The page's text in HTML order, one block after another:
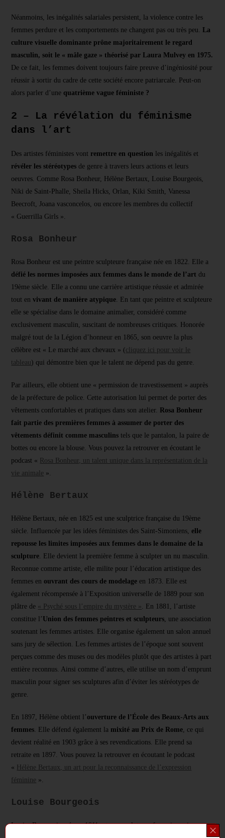
Néanmoins, les inégalités salariales persistent, la violence contre les
femmes perdure et les comportements ne changent pas ou très peu.
La
culture visuelle dominante prône majoritairement le regard
masculin, soit le « mâle gaze » théorisé par Laura Mulvey en 1975.
De ce fait, les femmes doivent toujours faire preuve d’ingéniosité pour
réussir à sortir du cadre de cette société encore patriarcale. Peut-on
alors parler d’une quatrième vague féministe ?
2 – La révélation du féminisme
dans l’art
Des artistes féministes vont remettre en question les inégalités et
révéler les stéréotypes de genre à travers leurs actions et leurs
oeuvres. Comme Rosa Bonheur, Hélène Bertaux, Louise Bourgeois,
Niki de Saint-Phalle, Sheila Hicks, Orlan, Kiki Smith, Vanessa
Beecroft, Joana vasconcelos, ou encore les membres du collectif
« Guerrilla Girls ».
Rosa Bonheur
Rosa Bonheur est une peintre sculpteure française née en 1822. Elle a
défié les normes imposées aux femmes dans le monde de l’art du
19ème siècle. Elle a connu une carrière artistique réussie et admirée
tout en vivant de manière atypique . En tant que peintre et sculpteure
elle se spécialise dans le domaine animalier, considéré comme
exclusivement masculin, suscitant de nombreuses critiques. Honorée
malgré tout de la Légion d’honneur en 1865, son oeuvre la plus
célèbre est « Le marché aux chevaux » (cliquez ici pour voir le
tableau) qui démontre bien que le talent ne dépend pas du genre.
Par ailleurs, elle obtient une « permission de travestissement » auprès
de la préfecture de police. Cette autorisation lui permet de porter des
vêtements confortables et pratiques dans son atelier.
Rosa Bonheur
fait partie des premières femmes à assumer de porter des
vêtements définit comme masculins tels que le pantalon, la paire de
bottes ou encore la blouse. Vous pouvez la retrouver en écoutant le
podcast « Rosa Bonheur, un talent unique dans la représentation de la
vie animale ».
Hélène Bertaux
Hélène Bertaux, née en 1825 est une sculptrice française du 19ème
siècle. Influencée par les idées féministes des Saint-Simoniens,elle
repousse les limites imposées aux femmes dans le domaine de la
sculpture . Elle devient la première femme à sculpter un nu masculin.
Reconnue comme artiste, elle milite pour l’éducation artistique des
femmes en ouvrant des cours de modelage en 1873. Elle est
également récompensée à l’Exposition universelle de 1889 pour son
plâtre de « Psyché sous l’empire du mystère » . En 1881, l’artiste
constitue l’ Union des femmes peintres et sculpteurs , une association
soutenant les femmes artistes. Elle organise également un salon annuel
sans jury de sélection. Les femmes artistes de l’époque sont souvent
perçues comme des muses ou des modèles plutôt que des artistes à part
entière reconnus. Ainsi comme d’autres, elle utilise un nom d’emprunt
masculin pour signer ses sculptures afin d’éviter les stéréotypes de
genre.
En 1897, Hélène obtient l’ ouverture de l’École des Beaux-Arts aux
femmes . Elle défend également la mixité au Prix de Rome , ce qui
devient réalité en 1903 grâce à ses revendications. Elle prend sa
retraite en 1897. Vous pouvez la retrouver en écoutant le podcast
«
Hélène Bertaux, un art pour la reconnaissance de l’expression
féminine ».
Louise Bourgeois
Louise Bourgeois, née en 1911 est une sculpteure française quiremet